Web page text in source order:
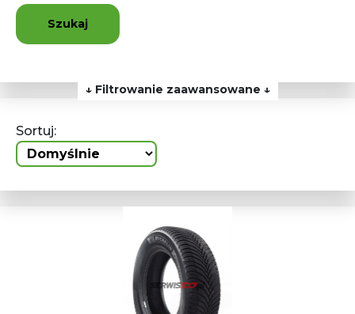
Szukaj
↓ Filtrowanie zaawansowane ↓
Sortuj: